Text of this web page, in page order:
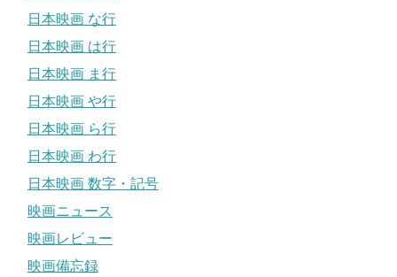
日本映画 な行
日本映画 は行
日本映画 ま行
日本映画 や行
日本映画 ら行
日本映画 わ行
日本映画 数字・記号
映画ニュース
映画レビュー
映画備忘録